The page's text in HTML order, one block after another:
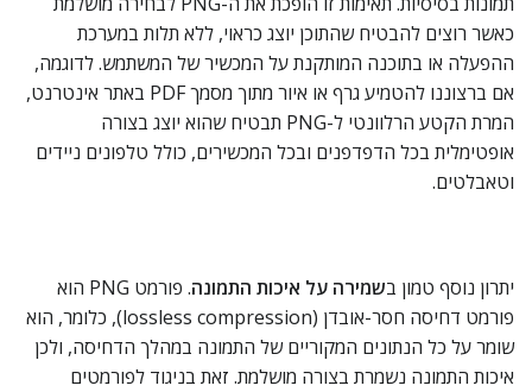
כאשר רוצים להבטיח שהתוכן יוצג כראוי, ללא תלות במערכת
ההפעלה או בתוכנה המותקנת על המכשיר של המשתמש. לדוגמה,
אם ברצוננו להטמיע גרף או איור מתוך מסמך PDF באתר אינטרנט,
המרת הקטע הרלוונטי ל-PNG תבטיח שהוא יוצג בצורה
אופטימלית בכל הדפדפנים ובכל המכשירים, כולל טלפונים ניידים
וטאבלטים.
יתרון נוסף טמון בשמירה על איכות התמונה
. פורמט PNG הוא
פורמט דחיסה חסר-אובדן (lossless compression), כלומר, הוא
שומר על כל הנתונים המקוריים של התמונה במהלך הדחיסה, ולכן
איכות התמונה נשמרת בצורה מושלמת. זאת בניגוד לפורמטים